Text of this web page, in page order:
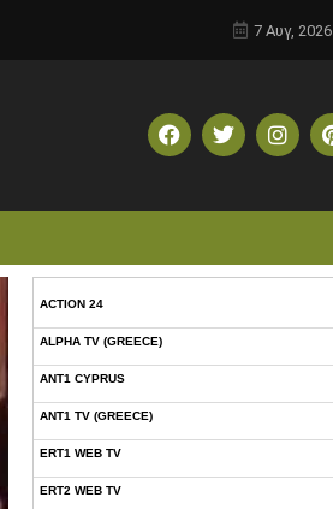
7 Αυγ, 2026
ACTION 24
ALPHA TV (GREECE)
ANT1 CYPRUS
ANT1 TV (GREECE)
ERT1 WEB TV
ERT2 WEB TV